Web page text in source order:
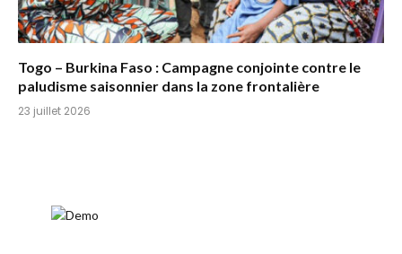
Togo – Burkina Faso : Campagne conjointe contre le
paludisme saisonnier dans la zone frontalière
23 juillet 2026